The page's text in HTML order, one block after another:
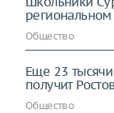
Общество
Еще 23
получит
Общество